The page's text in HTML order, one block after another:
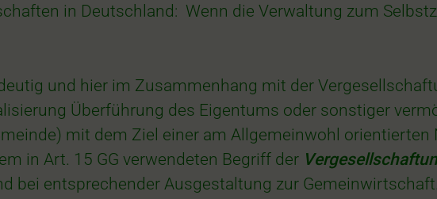
in Deutschland: Wenn die Verwaltung zum
und hier im Zusammenhang mit der
Überführung des Eigentums oder sonstiger
mit dem Ziel einer am Allgemeinwohl orientierten
in Art. 15 GG verwendeten Begriff der
bei entsprechender Ausgestaltung zur Gemeinwirtschaft.